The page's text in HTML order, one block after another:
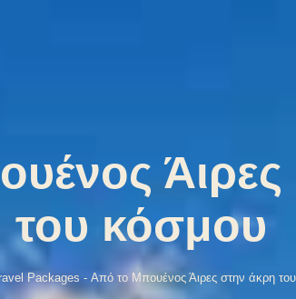
Άιρες
του κόσμου
Packages - Από το Μπουένος Άιρες στην άκρη